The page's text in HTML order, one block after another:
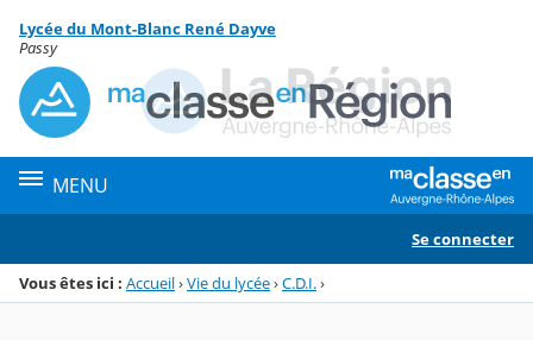
Menu de la rubrique
Contenu
Lycée du Mont-Blanc René Dayve
Passy
MENU
Se connecter
Vous êtes ici : Accueil›Vie du lycée›C.D.I.›